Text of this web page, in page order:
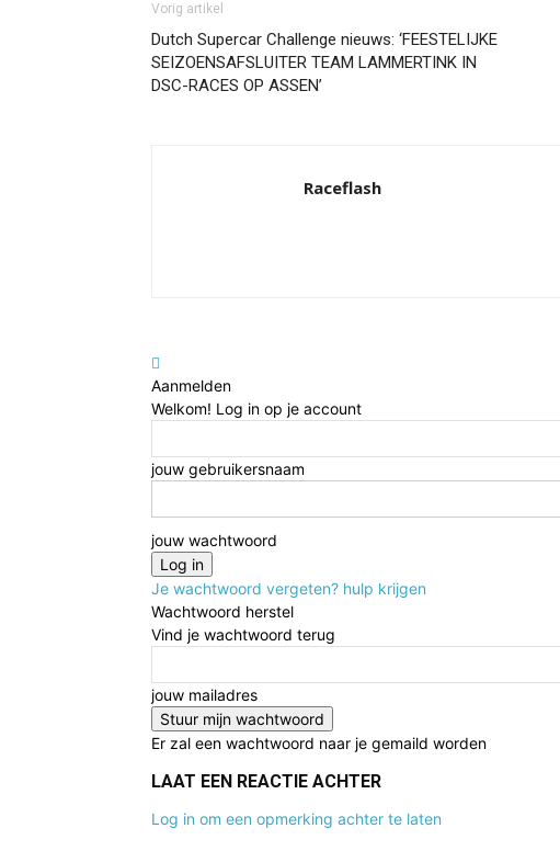
Vorig artikel
Dutch Supercar Challenge nieuws: ‘FEESTELIJKE
SEIZOENSAFSLUITER TEAM LAMMERTINK IN
DSC-RACES OP ASSEN’
Raceflash
Aanmelden
Welkom! Log in op je account
jouw gebruikersnaam
jouw wachtwoord
Je wachtwoord vergeten? hulp krijgen
Wachtwoord herstel
Vind je wachtwoord terug
jouw mailadres
Er zal een wachtwoord naar je gemaild worden
LAAT EEN REACTIE ACHTER
Log in om een opmerking achter te laten